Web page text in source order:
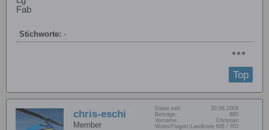
Fab
Stichworte: -
Top
chris-eschi
Member
Dabei seit:
30.06.2009
Beiträge:
880
Vorname:
Christian
Wohn/Flugort: Landkreis MB / RO